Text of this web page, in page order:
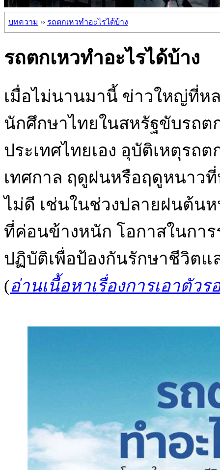
บทความ ›› รถตกเหวทำอะไรได้บ้าง
รถตกเหวทำอะไรได้บ้าง
เมื่อไม่นานมานี้ ข่าวใหญ่ที่ห
นักศึกษาไทยในสหรัฐขับรถต
ประเทศไทยเอง อุบัติเหตุรถ
เทศกาล ฤดูฝนหรือฤดูหนาว
ไม่ดี เช่นในช่วงปลายฝนต้น
ที่ค่อนข้างหนัก โอกาสในกา
ปฏิบัติเพื่อป้องกันรักษาชีวิตแ
(อ่านเนื้อหาเรื่องการเอาตัว